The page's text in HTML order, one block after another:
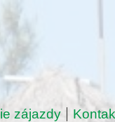
zájazdy